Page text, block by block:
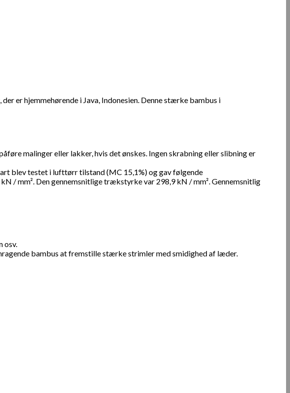
er hjemmehørende i Java, Indonesien. Denne stærke bambus i
malinger eller lakker, hvis det ønskes. Ingen skrabning eller slibning er
blev testet i lufttørr tilstand (MC 15,1%) og gav følgende
/ mm². Den gennemsnitlige trækstyrke var 298,9 kN / mm². Gennemsnitlig
osv.
bambus at fremstille stærke strimler med smidighed af læder.